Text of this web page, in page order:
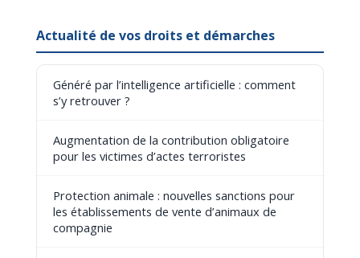
Actualité de vos droits et démarches
Généré par l’intelligence artificielle : comment
s’y retrouver ?
Augmentation de la contribution obligatoire
pour les victimes d’actes terroristes
Protection animale : nouvelles sanctions pour
les établissements de vente d’animaux de
compagnie